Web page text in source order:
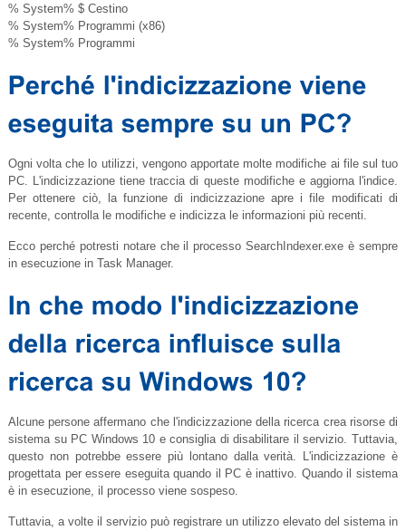
% System% $ Cestino
% System% Programmi (x86)
% System% Programmi
Ogni volta che lo utilizzi, vengono apportate molte modifiche ai file sul tuo
PC. L'indicizzazione tiene traccia di queste modifiche e aggiorna l'indice.
Per ottenere ciò, la funzione di indicizzazione apre i file modificati di
recente, controlla le modifiche e indicizza le informazioni più recenti.
Ecco perché potresti notare che il processoSearchIndexer.exe è sempre
in esecuzione in Task Manager.
Alcune persone affermano che l'indicizzazione della ricerca crea risorse di
sistema su PC Windows 10 e consiglia di disabilitare il servizio. Tuttavia,
questo non potrebbe essere più lontano dalla verità. L'indicizzazione è
progettata per essere eseguita quando il PC è inattivo. Quando il sistema
è in esecuzione, il processo viene sospeso.
Tuttavia, a volte il servizio può registrare un utilizzo elevato del sistema in